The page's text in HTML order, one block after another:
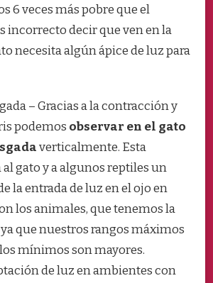
6 veces más pobre que el
incorrecto decir que ven en la
necesita algún ápice de luz para
– Gracias a la contracción y
podemos observar en el gato
verticalmente. Esta
gato y a algunos reptiles un
la entrada de luz en el ojo en
los animales, que tenemos la
que nuestros rangos máximos
mínimos son mayores.
de luz en ambientes con